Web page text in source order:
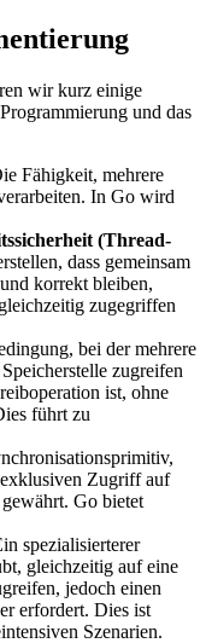
wir kurz einige
und das
Fähigkeit, mehrere
In Go wird
(Thread-
dass gemeinsam
korrekt bleiben,
zugegriffen
bei der mehrere
zugreifen
ist, ohne
führt zu
Zugriff auf
Go bietet
spezialisierterer
gleichzeitig auf eine
jedoch einen
erfordert. Dies ist
Szenarien.